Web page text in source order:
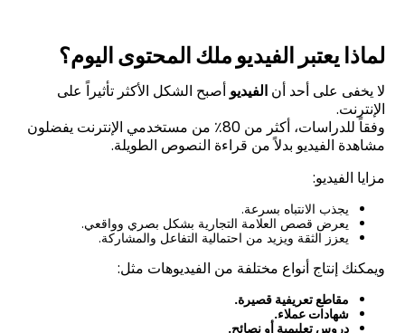
لماذا يعتبر الفيديو ملك المحتوى اليوم؟
لا يخفى على أحد أنالفيديو أصبح الشكل الأكثر تأثيراً على
الإنترنت.
وفقاً للدراسات، أكثر من 80٪ من مستخدمي الإنترنت يفضلون
مشاهدة الفيديو بدلاً من قراءة النصوص الطويلة.
مزايا الفيديو:
يجذب الانتباه بسرعة.
يعرض قصص العلامة التجارية بشكل بصري وواقعي.
يعزز الثقة ويزيد من احتمالية التفاعل والمشاركة.
ويمكنك إنتاج أنواع مختلفة من الفيديوهات مثل:
مقاطع تعريفية قصيرة.
شهادات عملاء.
دروس تعليمية أو نصائح.